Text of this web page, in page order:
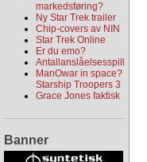
markedsføring?
Ny Star Trek trailer
Chip-covers av NIN
Star Trek Online
Er du emo?
Antallanslåelsesspill
ManOwar in space?
Starship Troopers 3
Grace Jones faktisk
Banner